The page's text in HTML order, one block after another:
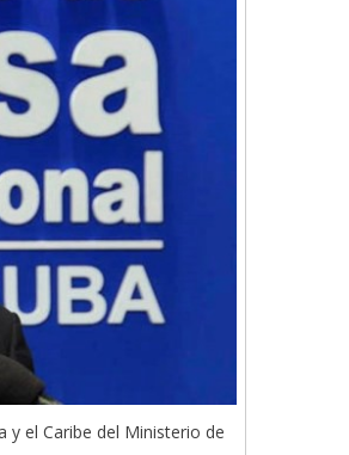
y el Caribe del Ministerio de